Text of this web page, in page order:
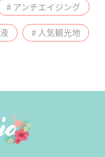
# アンチエイジング
# 人気観光地